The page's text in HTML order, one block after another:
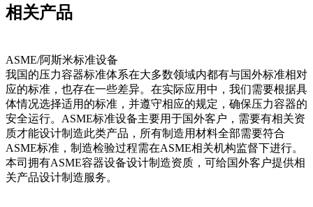
相关产品
ASME/阿斯米标准设备
我国的压力容器标准体系在大多数领域内都有与国外标准相对
应的标准，也存在一些差异。在实际应用中，我们需要根据具
体情况选择适用的标准，并遵守相应的规定，确保压力容器的
安全运行。ASME标准设备主要用于国外客户，需要有相关资
质才能设计制造此类产品，所有制造用材料全部需要符合
ASME标准，制造检验过程需在ASME相关机构监督下进行。
本司拥有ASME容器设备设计制造资质，可给国外客户提供相
关产品设计制造服务。